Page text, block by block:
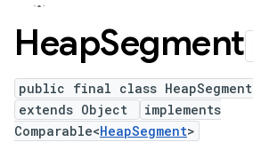
HeapSegment
public final class HeapSegment
extends Object
implements
Comparable<HeapSegment>